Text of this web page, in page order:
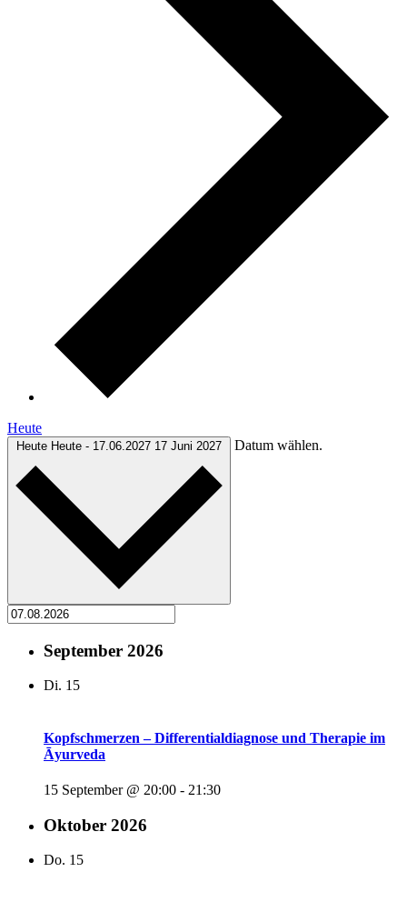
Heute
Heute Heute - 17.06.2027 17 Juni 2027 Datum wählen.
September 2026
Di. 15
Kopfschmerzen – Differentialdiagnose und Therapie im
Āyurveda
15 September @ 20:00 - 21:30
Oktober 2026
Do. 15